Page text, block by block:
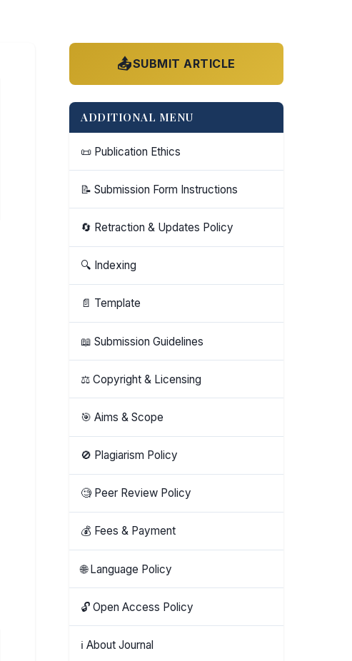
📤SUBMIT ARTICLE
ADDITIONAL MENU
📜 Publication Ethics
📝 Submission Form Instructions
🔄 Retraction & Updates Policy
🔍 Indexing
📄 Template
📖 Submission Guidelines
⚖️ Copyright & Licensing
🎯 Aims & Scope
🚫 Plagiarism Policy
🧐 Peer Review Policy
💰 Fees & Payment
🌐 Language Policy
🔓 Open Access Policy
ℹ️ About Journal